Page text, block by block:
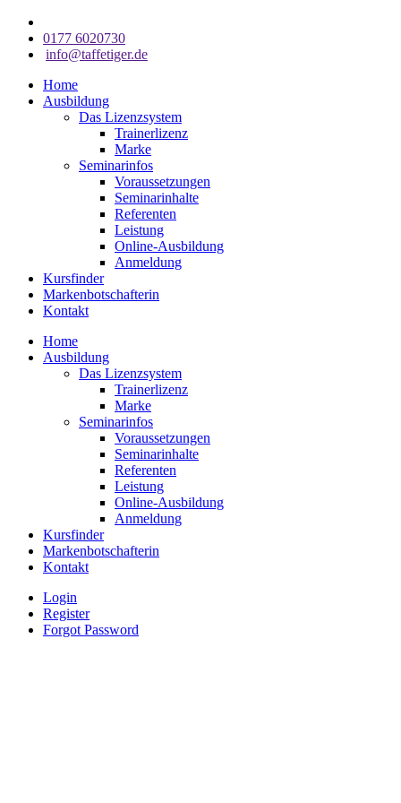
0177 6020730
info@taffetiger.de
Home
Ausbildung
Das Lizenzsystem
Trainerlizenz
Marke
Seminarinfos
Voraussetzungen
Seminarinhalte
Referenten
Leistung
Online-Ausbildung
Anmeldung
Kursfinder
Markenbotschafterin
Kontakt
Home
Ausbildung
Das Lizenzsystem
Trainerlizenz
Marke
Seminarinfos
Voraussetzungen
Seminarinhalte
Referenten
Leistung
Online-Ausbildung
Anmeldung
Kursfinder
Markenbotschafterin
Kontakt
Login
Register
Forgot Password